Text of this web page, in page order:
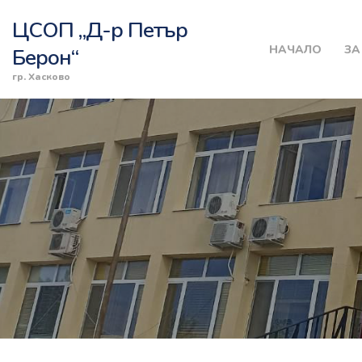
ЦСОП „Д-р Петър
Берон“
гр. Хасково
НАЧАЛО